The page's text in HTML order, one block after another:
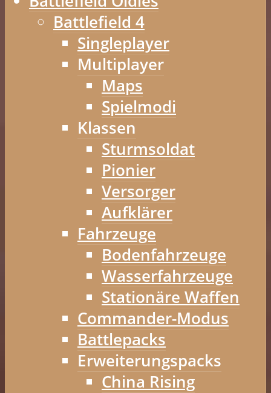
Battlefield 4
Singleplayer
Multiplayer
Maps
Spielmodi
Klassen
Sturmsoldat
Pionier
Versorger
Aufklärer
Fahrzeuge
Bodenfahrzeuge
Wasserfahrzeuge
Stationäre Waffen
Commander-Modus
Battlepacks
Erweiterungspacks
China Rising